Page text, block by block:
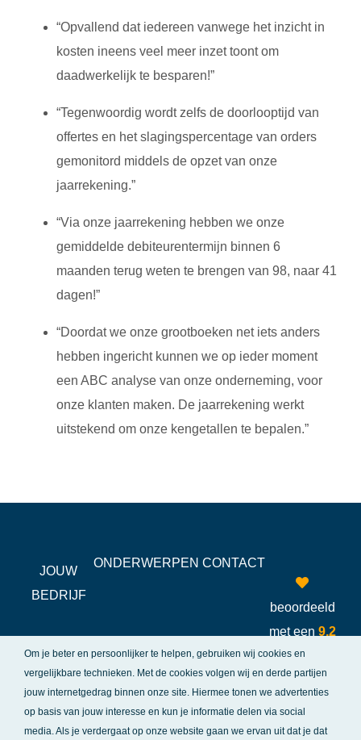
Om je beter en persoonlijker te helpen, gebruiken wij cookies en
vergelijkbare technieken. Met de cookies volgen wij en derde partijen
jouw internetgedrag binnen onze site. Hiermee tonen we advertenties
op basis van jouw interesse en kun je informatie delen via social
media. Als je verdergaat op onze website gaan we ervan uit dat je dat
“Opvallend dat iedereen vanwege het inzicht in
kosten ineens veel meer inzet toont om
daadwerkelijk te besparen!”
“Tegenwoordig wordt zelfs de doorlooptijd van
offertes en het slagingspercentage van orders
gemonitord middels de opzet van onze
jaarrekening.”
“Via onze jaarrekening hebben we onze
gemiddelde debiteurentermijn binnen 6
maanden terug weten te brengen van 98, naar 41
dagen!”
“Doordat we onze grootboeken net iets anders
hebben ingericht kunnen we op ieder moment
een ABC analyse van onze onderneming, voor
onze klanten maken. De jaarrekening werkt
uitstekend om onze kengetallen te bepalen.”
JOUW
BEDRIJF
ONDERWERPEN CONTACT
beoordeeld
met een 9,2